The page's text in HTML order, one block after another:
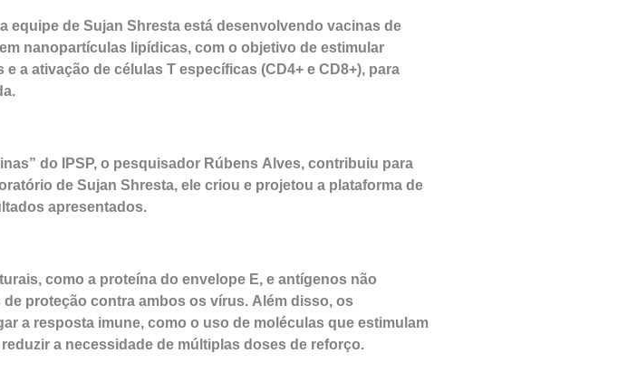
equipe de Sujan Shresta está desenvolvendo vacinas de
nanopartículas lipídicas, com o objetivo de estimular
a ativação de células T específicas (CD4+ e CD8+), para
do IPSP, o pesquisador Rúbens Alves, contribuiu para
de Sujan Shresta, ele criou e projetou a plataforma de
apresentados.
como a proteína do envelope E, e antígenos não
proteção contra ambos os vírus. Além disso, os
a resposta imune, como o uso de moléculas que estimulam
a necessidade de múltiplas doses de reforço.